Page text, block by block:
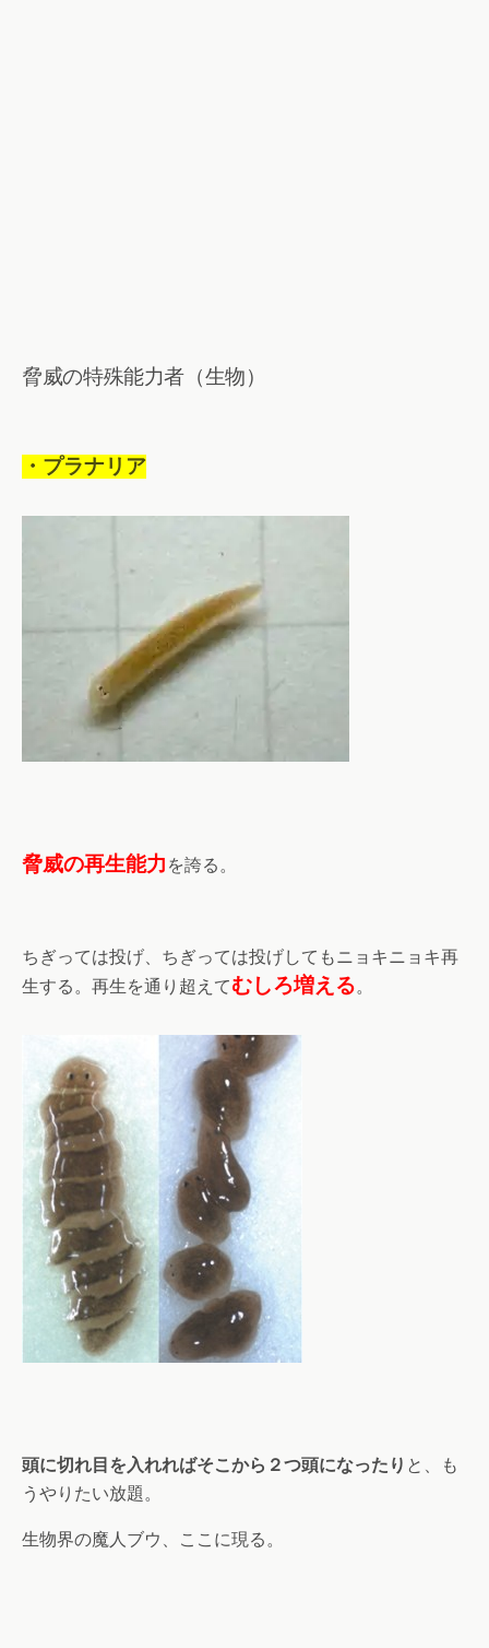
脅威の特殊能力者（生物）
・プラナリア
脅威の再生能力 を誇る。
ちぎっては投げ、ちぎっては投げしてもニョキニョキ再
生する。再生を通り超えてむしろ増える。
頭に切れ目を入れればそこから２つ頭になったり と、も
うやりたい放題。
生物界の魔人ブウ、ここに現る。